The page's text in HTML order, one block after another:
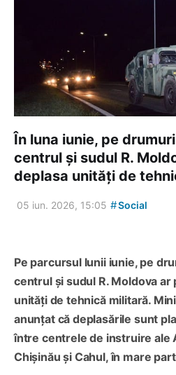
În luna iunie, pe
centrul și sudul R.
deplasa unități de
05 iun. 2026, 15:05 #Social
Pe parcursul lunii iunie, pe
centrul și sudul R. Moldova
unități de tehnică militară.
anunțat că deplasările sunt
între centrele de instruire ale
Chișinău și Cahul, în mare